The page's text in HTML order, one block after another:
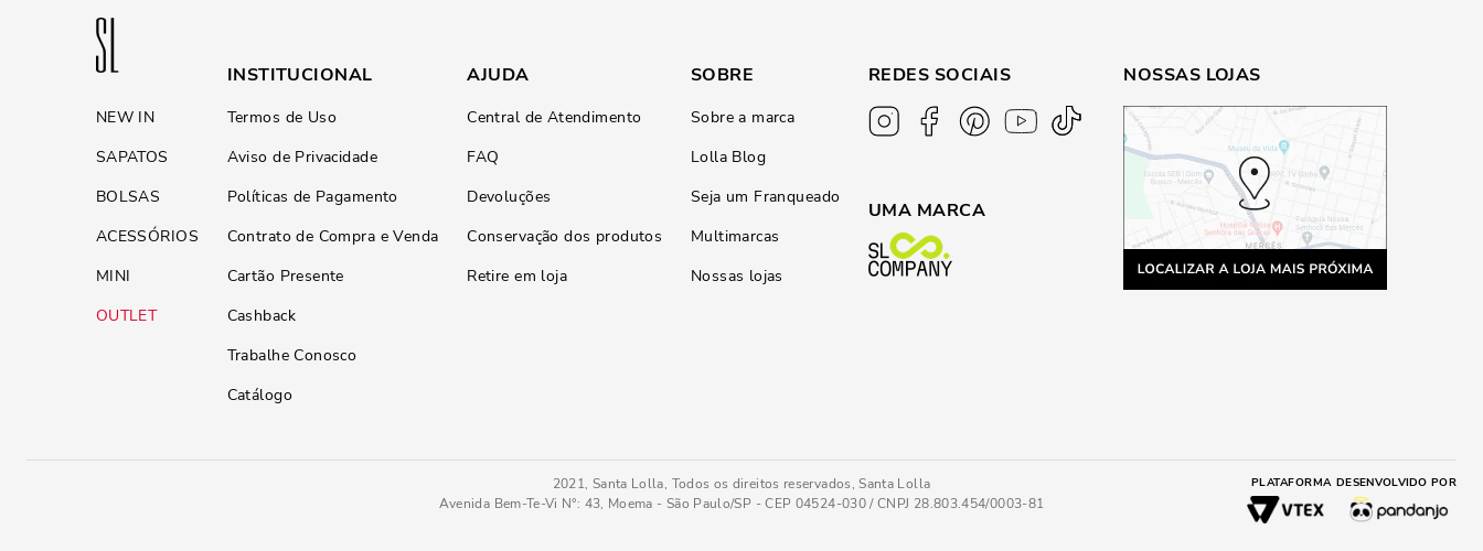
NEW IN
SAPATOS
BOLSAS
ACESSÓRIOS
MINI
OUTLET
INSTITUCIONAL
Termos de Uso
Aviso de Privacidade
Políticas de Pagamento
Contrato de Compra e Venda
Cartão Presente
Cashback
Trabalhe Conosco
Catálogo
AJUDA
Central de Atendimento
FAQ
Devoluções
Conservação dos produtos
Retire em loja
SOBRE
Sobre a marca
Lolla Blog
Seja um Franqueado
Multimarcas
Nossas lojas
REDES SOCIAIS
UMA MARCA
NOSSAS LOJAS
2021, Santa Lolla, Todos os direitos reservados, Santa Lolla
Avenida Bem-Te-Vi N°: 43, Moema - São Paulo/SP - CEP 04524-030 / CNPJ 28.803.454/0003-81
PLATAFORMA DESENVOLVIDO POR